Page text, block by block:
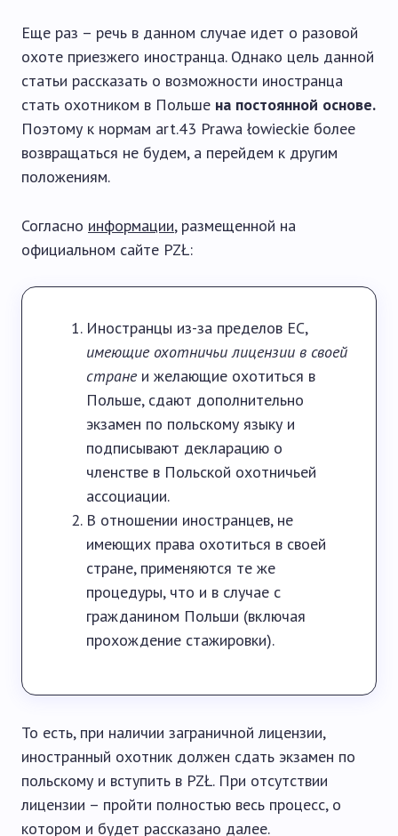
Еще раз – речь в данном случае идет о разовой
охоте приезжего иностранца. Однако цель данной
статьи рассказать о возможности иностранца
стать охотником в Польше на постоянной основе.
Поэтому к нормам art.43 Prawa łowieckie более
возвращаться не будем, а перейдем к другим
положениям.
Согласно информации, размещенной на
официальном сайте PZŁ:
Иностранцы из-за пределов ЕС,
имеющие охотничьи лицензии в своей
странеи желающие охотиться в
Польше, сдают дополнительно
экзамен по польскому языку и
подписывают декларацию о
членстве в Польской охотничьей
ассоциации.
В отношении иностранцев, не
имеющих права охотиться в своей
стране, применяются те же
процедуры, что и в случае с
гражданином Польши (включая
прохождение стажировки).
То есть, при наличии заграничной лицензии,
иностранный охотник должен сдать экзамен по
польскому и вступить в PZŁ. При отсутствии
лицензии – пройти полностью весь процесс, о
котором и будет рассказано далее.